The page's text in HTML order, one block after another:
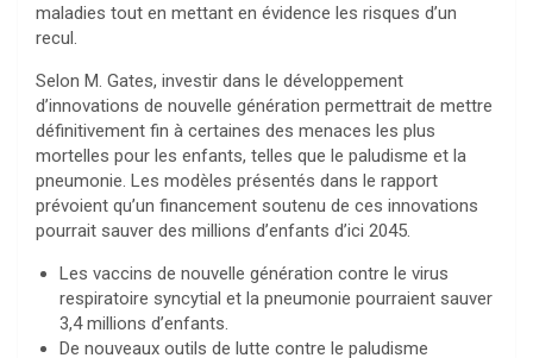
maladies tout en mettant en évidence les risques d’un
recul.
Selon M. Gates, investir dans le développement
d’innovations de nouvelle génération permettrait de mettre
définitivement fin à certaines des menaces les plus
mortelles pour les enfants, telles que le paludisme et la
pneumonie. Les modèles présentés dans le rapport
prévoient qu’un financement soutenu de ces innovations
pourrait sauver des millions d’enfants d’ici 2045.
Les vaccins de nouvelle génération contre le virus
respiratoire syncytial et la pneumonie pourraient sauver
3,4 millions d’enfants.
De nouveaux outils de lutte contre le paludisme